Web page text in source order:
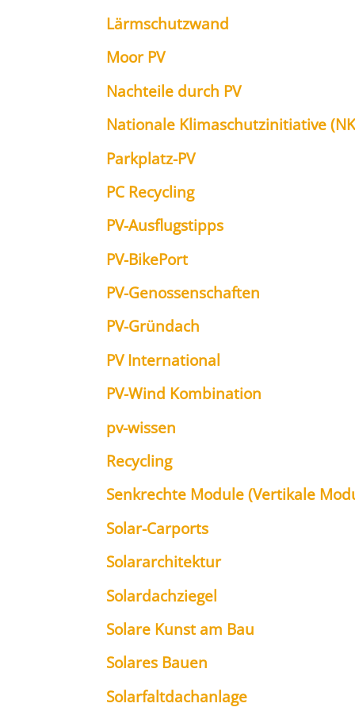
Lärm­schutz­wand
Moor PV
Nach­tei­le durch PV
Natio­na­le Kli­ma­schutz­in­itia­ti­ve
Park­platz-PV
PC Recy­cling
PV-Aus­flugs­tipps
PV-Bik­ePort
PV-Genos­sen­schaf­ten
PV-Gründach
PV Inter­na­tio­nal
PV-Wind Kom­bi­na­ti­on
pv-wis­sen
Recy­cling
Senk­rech­te Modu­le (Ver­ti­ka­le
Solar-Car­ports
Solar­ar­chi­tek­tur
Solar­dach­zie­gel
Sola­re Kunst am Bau
Sola­res Bau­en
Solar­falt­dach­an­la­ge